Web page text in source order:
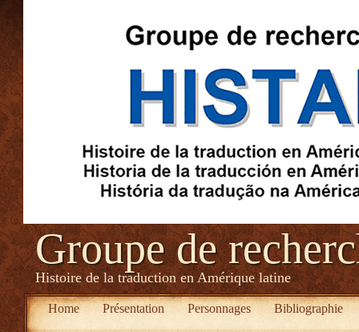
Groupe de
Histoire de la traduction en Amérique latine
Home Présentation Personnages Bibliographie